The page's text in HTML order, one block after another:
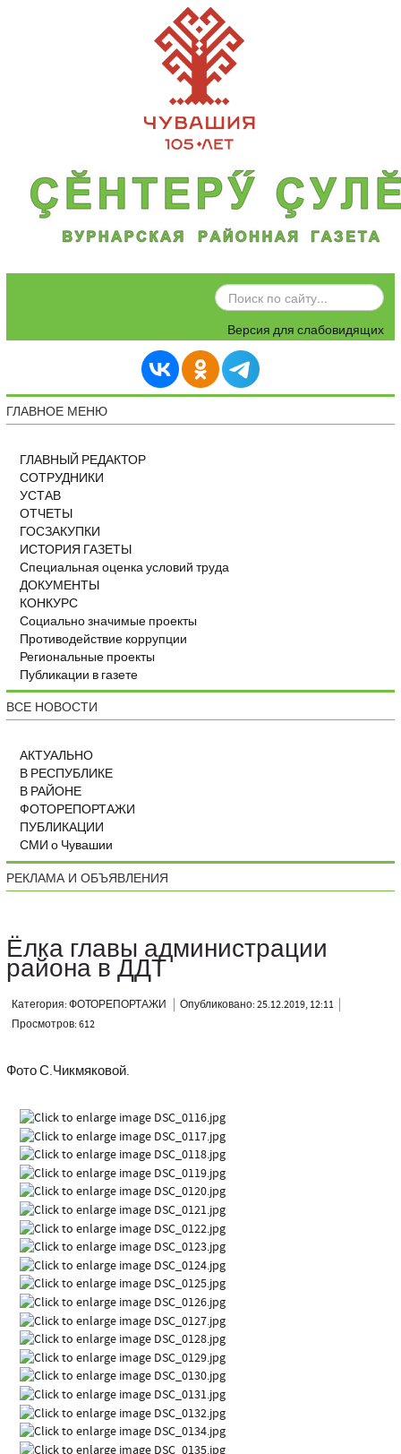
ИСКАТЬ...
Версия для слабовидящих
ГЛАВНОЕ МЕНЮ
ГЛАВНЫЙ РЕДАКТОР
СОТРУДНИКИ
УСТАВ
ОТЧЕТЫ
ГОСЗАКУПКИ
ИСТОРИЯ ГАЗЕТЫ
Специальная оценка условий труда
ДОКУМЕНТЫ
КОНКУРС
Социально значимые проекты
Противодействие коррупции
Региональные проекты
Публикации в газете
ВСЕ НОВОСТИ
АКТУАЛЬНО
В РЕСПУБЛИКЕ
В РАЙОНЕ
ФОТОРЕПОРТАЖИ
ПУБЛИКАЦИИ
СМИ о Чувашии
РЕКЛАМА И ОБЪЯВЛЕНИЯ
Ёлка главы администрации
района в ДДТ
Категория: ФОТОРЕПОРТАЖИ
Опубликовано: 25.12.2019, 12:11
Просмотров: 612
Фото С.Чикмяковой.